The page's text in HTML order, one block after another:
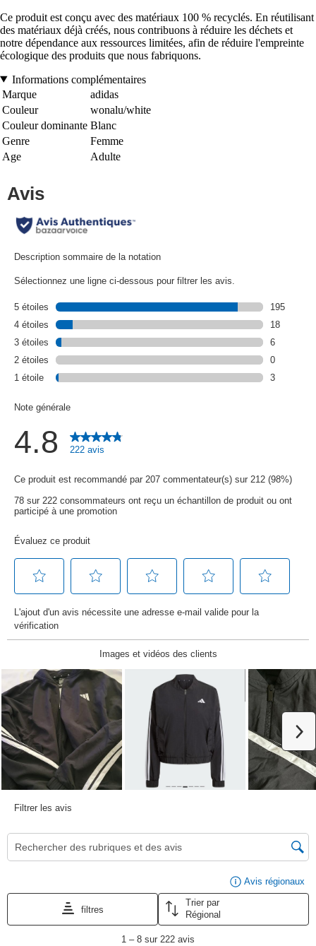
Ce produit est conçu avec des matériaux 100 % recyclés. En réutilisant
des matériaux déjà créés, nous contribuons à réduire les déchets et
notre dépendance aux ressources limitées, afin de réduire l'empreinte
écologique des produits que nous fabriquons.
Informations complémentaires
Marque
adidas
Couleur
wonalu/white
Couleur dominante Blanc
Genre
Femme
Age
Adulte